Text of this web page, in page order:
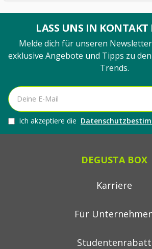
LASS UNS IN KONTAKT
Melde dich für unseren
exklusive Angebote und Tipps zu
Trends.
Ich akzeptiere die
DEGUSTA BOX
Karriere
Für
Studentenrabatt